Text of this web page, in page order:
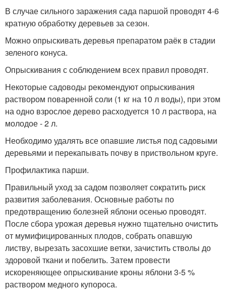
В случае сильного заражения сада паршой проводят 4-6
кратную обработку деревьев за сезон.
Можно опрыскивать деревья препаратом раёк в стадии
зеленого конуса.
Опрыскивания с соблюдением всех правил проводят.
Некоторые садоводы рекомендуют опрыскивания
раствором поваренной соли (1 кг на 10 л воды), при этом
на одно взрослое дерево расходуется 10 л раствора, на
молодое - 2 л.
Необходимо удалять все опавшие листья под садовыми
деревьями и перекапывать почву в приствольном круге.
Профилактика парши.
Правильный уход за садом позволяет сократить риск
развития заболевания. Основные работы по
предотвращению болезней яблони осенью проводят.
После сбора урожая деревья нужно тщательно очистить
от мумифицированных плодов, собрать опавшую
листву, вырезать засохшие ветки, зачистить стволы до
здоровой ткани и побелить. Затем провести
искореняющее опрыскивание кроны яблони 3-5 %
раствором медного купороса.